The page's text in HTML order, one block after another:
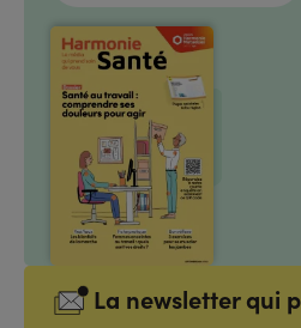
La newsletter qui